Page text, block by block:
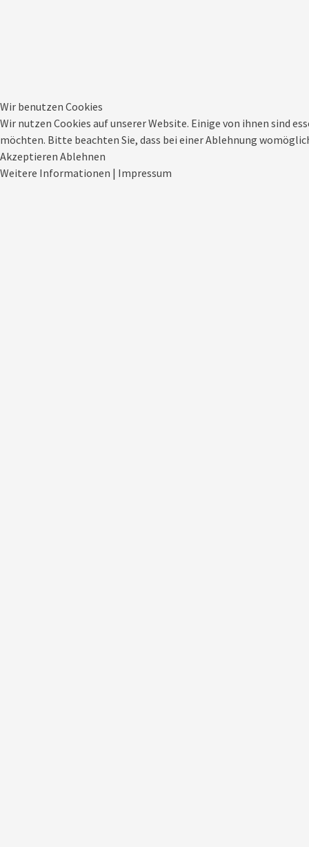
Wir benutzen Cookies
Wir nutzen Cookies auf unserer Website. Einige von ihnen sind
möchten. Bitte beachten Sie, dass bei einer Ablehnung
Akzeptieren Ablehnen
Weitere Informationen | Impressum